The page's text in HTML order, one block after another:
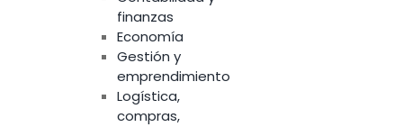
finanzas
Economía
Gestión y
emprendimiento
Logística,
compras,